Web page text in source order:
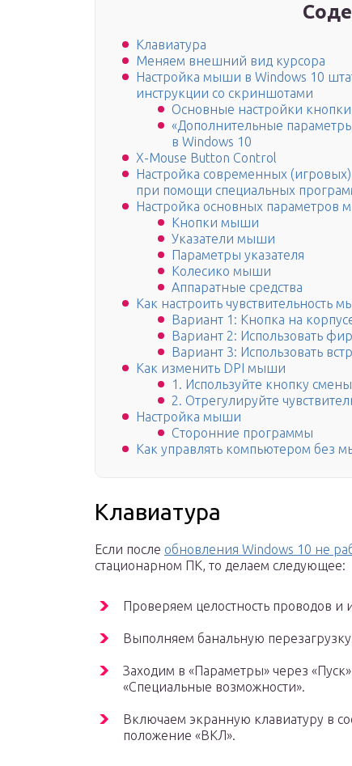
Клавиатура
Меняем внешний вид курсора
Настройка мыши в Windows 10
инструкции со скриншотами
Основные настройки
«Дополнительные
в Windows 10
X-Mouse Button Control
Настройка современных
при помощи специальных
Настройка основных параметров
Кнопки мыши
Указатели мыши
Параметры указателя
Колесико мыши
Аппаратные средства
Как настроить чувствительность
Вариант 1: Кнопка на
Вариант 2: Использовать
Вариант 3: Использовать
Как изменить DPI мыши
1. Используйте кнопку
2. Отрегулируйте
Настройка мыши
Сторонние программы
Как управлять компьютером без
Клавиатура
Если после обновления Windows 10 не
стационарном ПК, то делаем следующее:
Проверяем целостность проводов и
Выполняем банальную
Заходим в «Параметры» через
«Специальные возможности».
Включаем экранную клавиатуру в
положение «ВКЛ».